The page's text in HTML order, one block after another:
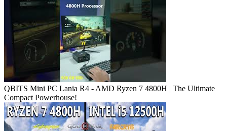
QBITS Mini PC Lania R4 - AMD Ryzen 7 4800H | The Ultimate
Compact Powerhouse!